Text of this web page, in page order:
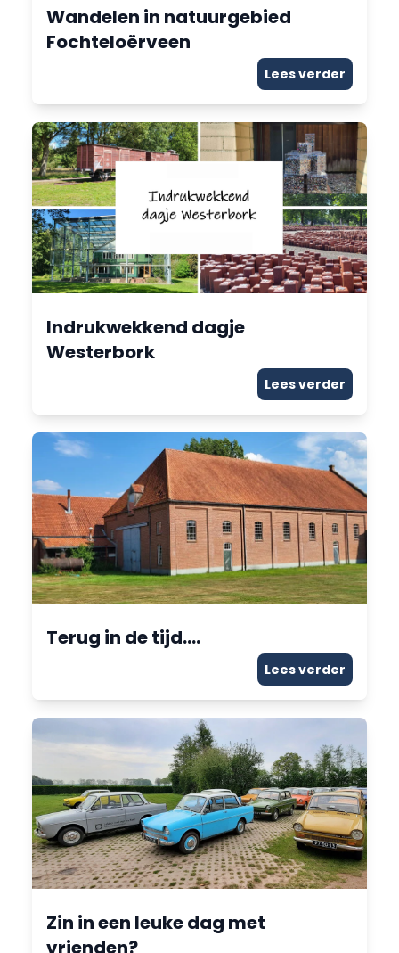
Wandelen in natuurgebied
Fochteloërveen
Lees verder
Indrukwekkend dagje
Westerbork
Lees verder
Terug in de tijd….
Lees verder
Zin in een leuke dag met
vrienden?